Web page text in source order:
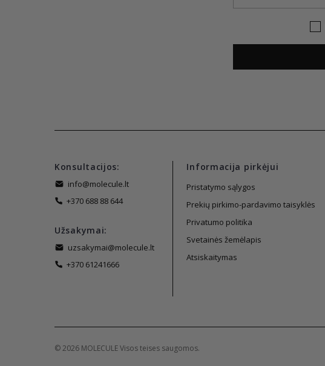
Konsultacijos:
info@molecule.lt
+370 688 88 644
Užsakymai:
uzsakymai@molecule.lt
+370 61241666
Informacija pirkėjui
Pristatymo sąlygos
Prekių pirkimo-pardavimo taisyklės
Privatumo politika
Svetainės žemėlapis
Atsiskaitymas
© 2026 MOLECULE Visos teises saugomos.